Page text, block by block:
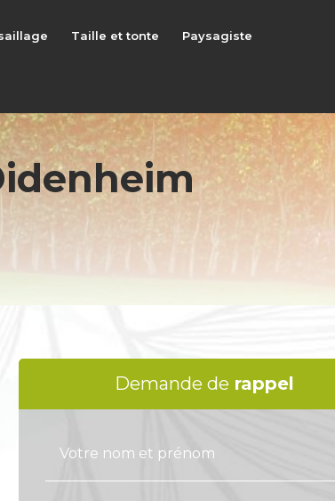
Taille et tonte Paysagiste
Demande de rappel